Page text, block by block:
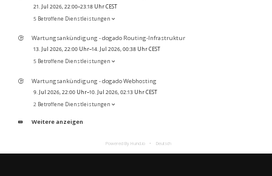
21. Jul 2026, 22:00–23:18 Uhr CEST
5 Betroffene Dienstleistungen
Wartungsankündigung - dogado Routing-Infrastruktur
13. Jul 2026, 22:00 Uhr–14. Jul 2026, 00:38 Uhr CEST
5 Betroffene Dienstleistungen
Wartungsankündigung - dogado Webhosting
9. Jul 2026, 22:00 Uhr–10. Jul 2026, 02:13 Uhr CEST
2 Betroffene Dienstleistungen
Weitere anzeigen
Powered By Hund.io Deutsch